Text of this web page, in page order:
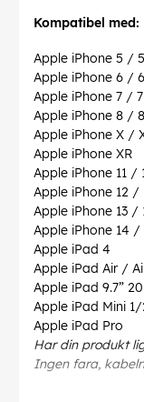
Kompatibel med:
Apple iPhone 5 /
Apple iPhone 6 /
Apple iPhone 7 /
Apple iPhone 8 /
Apple iPhone X /
Apple iPhone XR
Apple iPhone 11 /
Apple iPhone 12
Apple iPhone 13 /
Apple iPhone 14
Apple iPad 4
Apple iPad Air /
Apple iPad 9.7”
Apple iPad Mini
Apple iPad Pro
Har din produkt
Ingen fara,